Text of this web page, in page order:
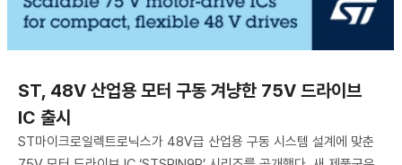
ST, 48V 산업용 모터 구동 겨냥한 75V 드라이브
IC 출시
ST마이크로일렉트로닉스가 48V급 산업용 구동 시스템 설계에 맞춘